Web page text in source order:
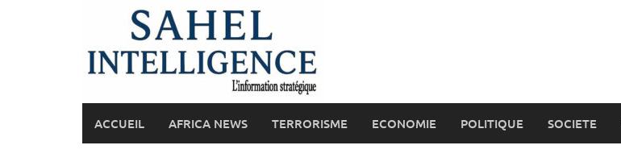
ACCUEIL AFRICA NEWS TERRORISME ECONOMIE POLITIQUE SOCIETE